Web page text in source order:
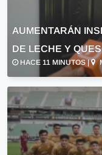
AUMENTARÁN
DE LECHE Y
HACE 11 MINUTOS |